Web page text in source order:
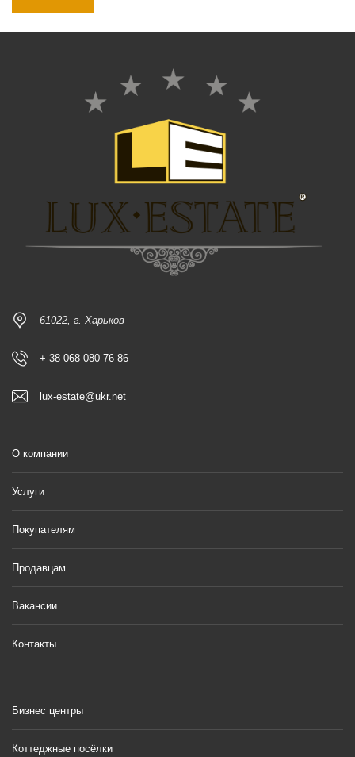
61022, г. Харьков
+ 38 068 080 76 86
lux-estate@ukr.net
О компании
Услуги
Покупателям
Продавцам
Вакансии
Контакты
Бизнес центры
Коттеджные посёлки